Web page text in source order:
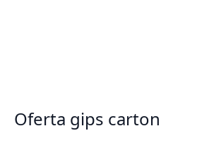
Oferta gips carton